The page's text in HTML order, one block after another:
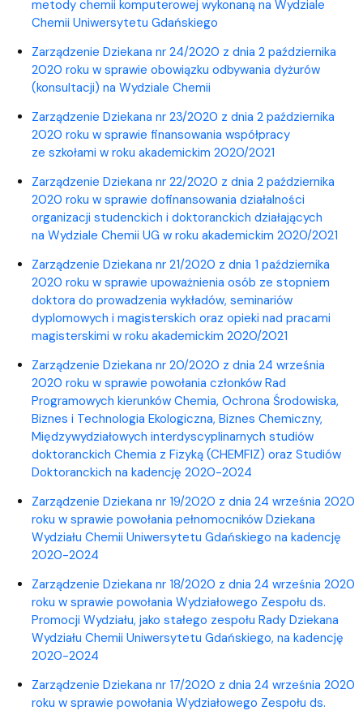
metody chemii komputerowej wykonaną na Wydziale
Chemii Uniwersytetu Gdańskiego
Zarządzenie Dziekana nr 24/2020 z dnia 2 października
2020 roku w sprawie obowiązku odbywania dyżurów
(konsultacji) na Wydziale Chemii
Zarządzenie Dziekana nr 23/2020 z dnia 2 października
2020 roku w sprawie finansowania współpracy
ze szkołami w roku akademickim 2020/2021
Zarządzenie Dziekana nr 22/2020 z dnia 2 października
2020 roku w sprawie dofinansowania działalności
organizacji studenckich i doktoranckich działających
na Wydziale Chemii UG w roku akademickim 2020/2021
Zarządzenie Dziekana nr 21/2020 z dnia 1 października
2020 roku w sprawie upoważnienia osób ze stopniem
doktora do prowadzenia wykładów, seminariów
dyplomowych i magisterskich oraz opieki nad pracami
magisterskimi w roku akademickim 2020/2021
Zarządzenie Dziekana nr 20/2020 z dnia 24 września
2020 roku w sprawie powołania członków Rad
Programowych kierunków Chemia, Ochrona Środowiska,
Biznes i Technologia Ekologiczna, Biznes Chemiczny,
Międzywydziałowych interdyscyplinarnych studiów
doktoranckich Chemia z Fizyką (CHEMFIZ) oraz Studiów
Doktoranckich na kadencję 2020-2024
Zarządzenie Dziekana nr 19/2020 z dnia 24 września 2020
roku w sprawie powołania pełnomocników Dziekana
Wydziału Chemii Uniwersytetu Gdańskiego na kadencję
2020-2024
Zarządzenie Dziekana nr 18/2020 z dnia 24 września 2020
roku w sprawie powołania Wydziałowego Zespołu ds.
Promocji Wydziału, jako stałego zespołu Rady Dziekana
Wydziału Chemii Uniwersytetu Gdańskiego, na kadencję
2020-2024
Zarządzenie Dziekana nr 17/2020 z dnia 24 września 2020
roku w sprawie powołania Wydziałowego Zespołu ds.